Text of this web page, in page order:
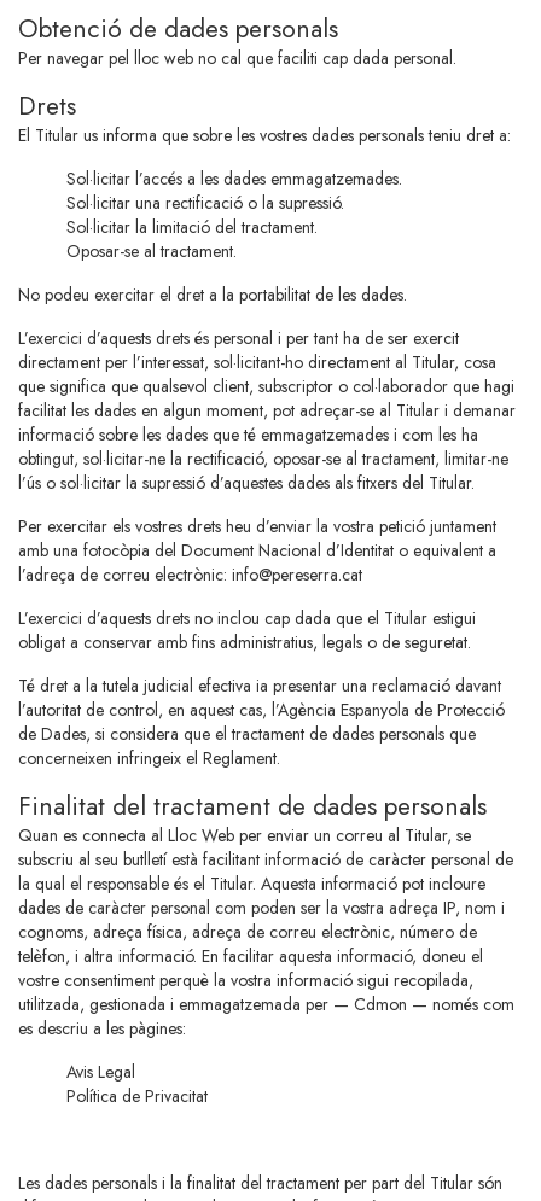
Obtenció de dades personals
Per navegar pel lloc web no cal que faciliti cap dada personal.
Drets
El Titular us informa que sobre les vostres dades personals teniu dret a:
Sol·licitar l’accés a les dades emmagatzemades.
Sol·licitar una rectificació o la supressió.
Sol·licitar la limitació del tractament.
Oposar-se al tractament.
No podeu exercitar el dret a la portabilitat de les dades.
L’exercici d’aquests drets és personal i per tant ha de ser exercit
directament per l’interessat, sol·licitant-ho directament al Titular, cosa
que significa que qualsevol client, subscriptor o col·laborador que hagi
facilitat les dades en algun moment, pot adreçar-se al Titular i demanar
informació sobre les dades que té emmagatzemades i com les ha
obtingut, sol·licitar-ne la rectificació, oposar-se al tractament, limitar-ne
l’ús o sol·licitar la supressió d’aquestes dades als fitxers del Titular.
Per exercitar els vostres drets heu d’enviar la vostra petició juntament
amb una fotocòpia del Document Nacional d’Identitat o equivalent a
l’adreça de correu electrònic: info@pereserra.cat
L’exercici d’aquests drets no inclou cap dada que el Titular estigui
obligat a conservar amb fins administratius, legals o de seguretat.
Té dret a la tutela judicial efectiva ia presentar una reclamació davant
l’autoritat de control, en aquest cas, l’Agència Espanyola de Protecció
de Dades, si considera que el tractament de dades personals que
concerneixen infringeix el Reglament.
Finalitat del tractament de dades personals
Quan es connecta al Lloc Web per enviar un correu al Titular, se
subscriu al seu butlletí està facilitant informació de caràcter personal de
la qual el responsable és el Titular. Aquesta informació pot incloure
dades de caràcter personal com poden ser la vostra adreça IP, nom i
cognoms, adreça física, adreça de correu electrònic, número de
telèfon, i altra informació. En facilitar aquesta informació, doneu el
vostre consentiment perquè la vostra informació sigui recopilada,
utilitzada, gestionada i emmagatzemada per — Cdmon — només com
es descriu a les pàgines:
Avis Legal
Política de Privacitat
Les dades personals i la finalitat del tractament per part del Titular són